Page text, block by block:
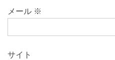
メール ※
サイト